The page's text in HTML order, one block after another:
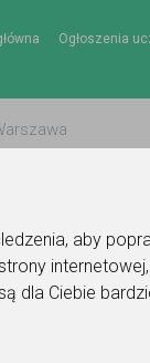
aby
internetowej,
dla Ciebie
Ogłoszenia